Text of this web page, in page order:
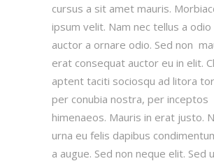
cursus a sit amet mauris.
ipsum velit. Nam nec tellus a
auctor a ornare odio. Sed non
erat consequat auctor eu in elit.
aptent taciti sociosqu ad litora
per conubia nostra, per inceptos
himenaeos. Mauris in erat justo.
urna eu felis dapibus
a augue. Sed non neque elit. Sed